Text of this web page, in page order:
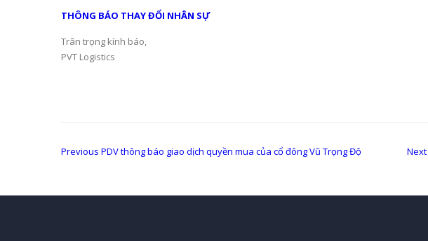
THÔNG BÁO THAY ĐỔI NHÂN SỰ
Trân trọng kính báo,
PVT Logistics
Điều
bài
Previous Previous
PDV thông báo giao dịch quyền mua của cổ đông Vũ Trọng Độ Next